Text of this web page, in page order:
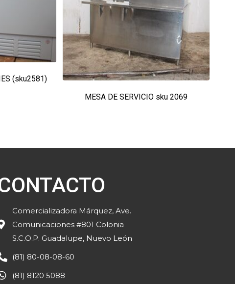
(sku2581)
MESA DE SERVICIO sku 2069
Comercializadora Márquez, Ave.
Comunicaciones #801 Colonia
S.C.O.P. Guadalupe, Nuevo León
(81) 80-08-08-60
(81) 8120 5088